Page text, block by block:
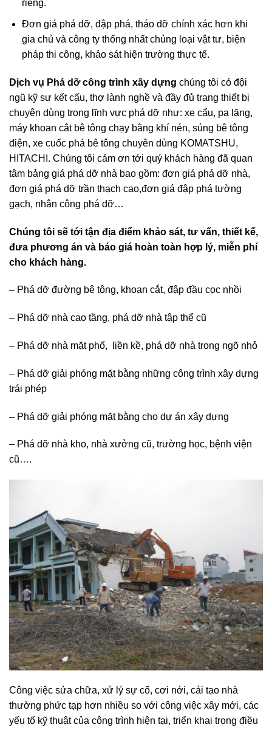
riêng.
Đơn giá phá dỡ, đập phá, tháo dỡ chính xác hơn khi
gia chủ và công ty thống nhất chủng loại vật tư, biện
pháp thi công, khảo sát hiện trường thực tế.
Dịch vụ Phá dỡ công trình xây dựng chúng tôi có đội
ngũ kỹ sư kết cấu, thợ lành nghề và đầy đủ trang thiết bị
chuyên dùng trong lĩnh vực phá dỡ như: xe cẩu, pa lăng,
máy khoan cắt bê tông chạy bằng khí nén, súng bê tông
điện, xe cuốc phá bê tông chuyên dùng KOMATSHU,
HITACHI. Chúng tôi cảm ơn tới quý khách hàng đã quan
tâm bảng giá phá dỡ nhà bao gồm: đơn giá phá dỡ nhà,
đơn giá phá dỡ trần thạch cao,đơn giá đập phá tường
gạch, nhân công phá dỡ…
Chúng tôi sẽ tới tận địa điểm khảo sát, tư vấn, thiết kế,
đưa phương án và báo giá hoàn toàn hợp lý, miễn phí
cho khách hàng.
– Phá dỡ đường bê tông, khoan cắt, đập đầu cọc nhồi
– Phá dỡ nhà cao tầng, phá dỡ nhà tập thể cũ
– Phá dỡ nhà mặt phố, liền kề, phá dỡ nhà trong ngõ nhỏ
– Phá dỡ giải phóng mặt bằng những công trình xây dựng
trái phép
– Phá dỡ giải phóng mặt bằng cho dự án xây dựng
– Phá dỡ nhà kho, nhà xưởng cũ, trường học, bệnh viện
cũ….
Công việc sửa chữa, xử lý sự cố, cơi nới, cải tạo nhà
thường phức tạp hơn nhiều so với công việc xây mới, các
yếu tố kỹ thuật của công trình hiện tại, triển khai trong điều